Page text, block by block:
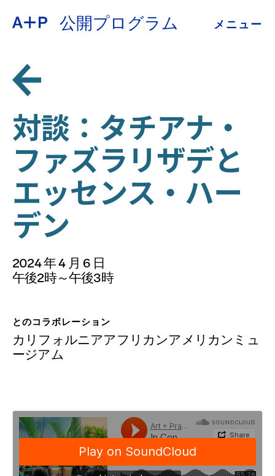
公開プログラム メニュー
約
教育
青少年の育成
展示会
公開プログラム
アーカイブ
寄付
ESPAÑOL
普通话
日本語
対談：タチアナ・
ファズラリザデと
エッセンス・ハー
デン
2024 年 4 月 6 日
午後2時～午後3時
とのコラボレーション
カリフォルニアアフリカンアメリカンミュ
ージアム